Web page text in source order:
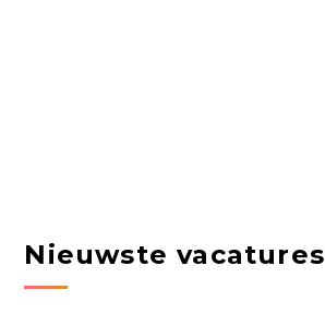
Nieuwste vacatures